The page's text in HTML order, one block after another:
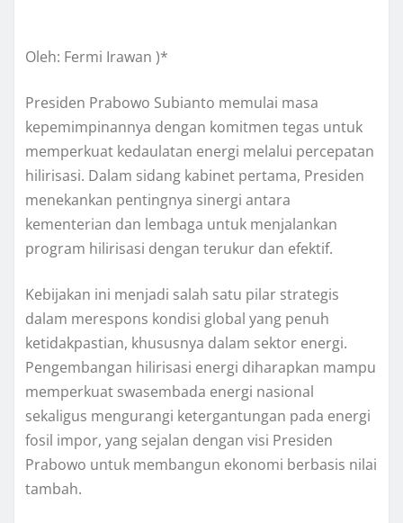
Oleh: Fermi Irawan )*
Presiden Prabowo Subianto memulai masa
kepemimpinannya dengan komitmen tegas untuk
memperkuat kedaulatan energi melalui percepatan
hilirisasi. Dalam sidang kabinet pertama, Presiden
menekankan pentingnya sinergi antara
kementerian dan lembaga untuk menjalankan
program hilirisasi dengan terukur dan efektif.
Kebijakan ini menjadi salah satu pilar strategis
dalam merespons kondisi global yang penuh
ketidakpastian, khususnya dalam sektor energi.
Pengembangan hilirisasi energi diharapkan mampu
memperkuat swasembada energi nasional
sekaligus mengurangi ketergantungan pada energi
fosil impor, yang sejalan dengan visi Presiden
Prabowo untuk membangun ekonomi berbasis nilai
tambah.